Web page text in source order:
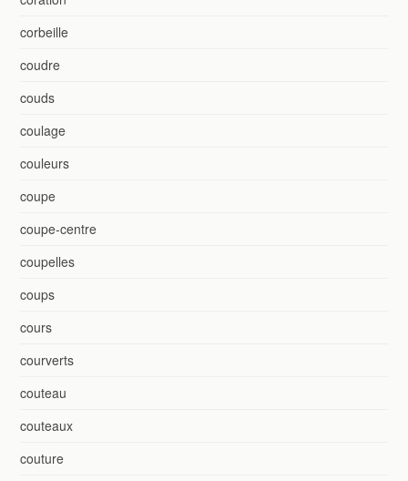
corbeille
coudre
couds
coulage
couleurs
coupe
coupe-centre
coupelles
coups
cours
courverts
couteau
couteaux
couture